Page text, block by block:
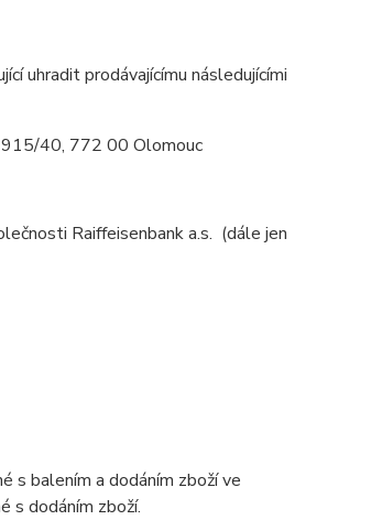
uhradit prodávajícímu následujícími
915/40, 772 00 Olomouc
Raiffeisenbank a.s. (dále jen
s balením a dodáním zboží ve
s dodáním zboží.